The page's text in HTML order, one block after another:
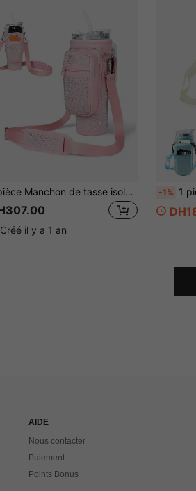
1 pièce Manchon de tasse isolé de 40 oz en matériau de plongée haute capacité avec décoration de strass, manchon de tasse multifonction réglable pour les activités de plein air et les bouteilles d'eau
Créé il y a 1 an
-1% 1 pièce Gobelet de 40 oz avec
AIDE
Nous contacter
Paiement
Points Bonus